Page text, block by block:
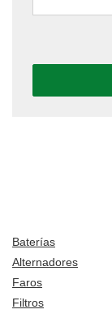
Baterías
Alternadores
Faros
Filtros